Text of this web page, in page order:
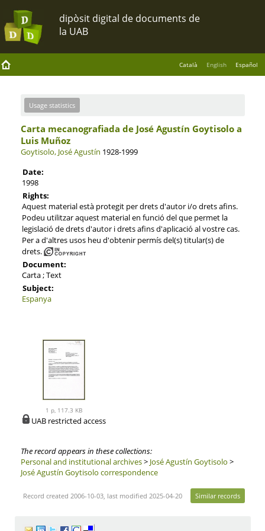
Català English Español
Usage statistics
Carta mecanografiada de José Agustín Goytisolo a
Luis Muñoz
Goytisolo, José Agustín 1928-1999
Date:
1998
Rights:
Aquest material està protegit per drets d'autor i/o drets afins.
Podeu utilitzar aquest material en funció del que permet la
legislació de drets d'autor i drets afins d'aplicació al vostre cas.
Per a d'altres usos heu d'obtenir permís del(s) titular(s) de
drets.
Document:
Carta ; Text
Subject:
Espanya
1 p, 117.3 KB
UAB restricted access
The record appears in these collections:
Personal and institutional archives> José Agustín Goytisolo >
José Agustín Goytisolo correspondence
Record created 2006-10-03, last modified 2025-04-20 Similar records